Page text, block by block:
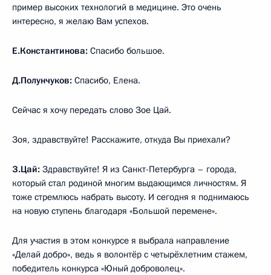
пример высоких технологий в медицине. Это очень
интересно, я желаю Вам успехов.
Е.Константинова: Спасибо большое.
Д.Полунчуков: Спасибо, Елена.
Сейчас я хочу передать слово Зое Цай.
Зоя, здравствуйте! Расскажите, откуда Вы приехали?
З.Цай: Здравствуйте! Я из Санкт-Петербурга – города,
который стал родиной многим выдающимся личностям. Я
тоже стремлюсь набрать высоту. И сегодня я поднимаюсь
на новую ступень благодаря «Большой перемене».
Для участия в этом конкурсе я выбрала направление
«Делай добро», ведь я волонтёр с четырёхлетним стажем,
победитель конкурса «Юный доброволец».